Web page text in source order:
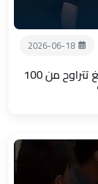
2026-06-18
شملت 250 عائلة: العتبة الحسينية توزع مبالغ تتراوح من 100